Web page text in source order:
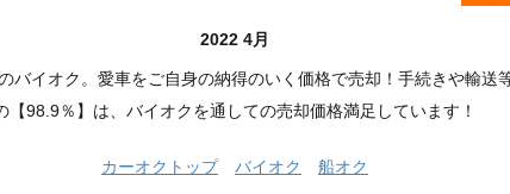
2022 4月
バイオク。愛車をご自身の納得のいく価格で売却！手続きや輸送
【98.9％】は、バイオクを通しての売却価格満足しています！
カーオクトップ バイオク 船オク